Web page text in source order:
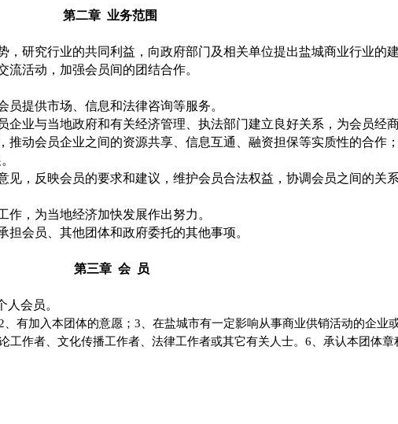
第二章 业务范围
，研究行业的共同利益，向政府部门及相关单位提出盐城商业行业的建
流活动，加强会员间的团结合作。
员提供市场、信息和法律咨询等服务。
企业与当地政府和有关经济管理、执法部门建立良好关系，为会员经商
推动会员企业之间的资源共享、信息互通、融资担保等实质性的合作
见，反映会员的要求和建议，维护会员合法权益，协调会员之间的关
作，为当地经济加快发展作出努力。
担会员、其他团体和政府委托的其他事项。
第三章 会 员
会员。
有加入本团体的意愿；3、在盐城市有一定影响从事商业供销活动的企业
工作者、文化传播工作者、法律工作者或其它有关人士。6、承认本团体章